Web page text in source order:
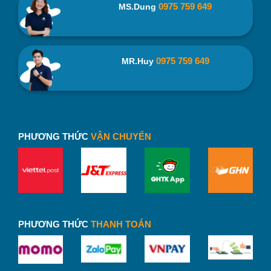
2.2. Kiểu dáng đẹp
Hộp âm dương được thiết kế với đa dạng về kiểu dáng,
MS.Dung 0975 759 649
MR.Huy 0975 759 649
PHƯƠNG THỨC VẬN CHUYỂN
PHƯƠNG THỨC THANH TOÁN